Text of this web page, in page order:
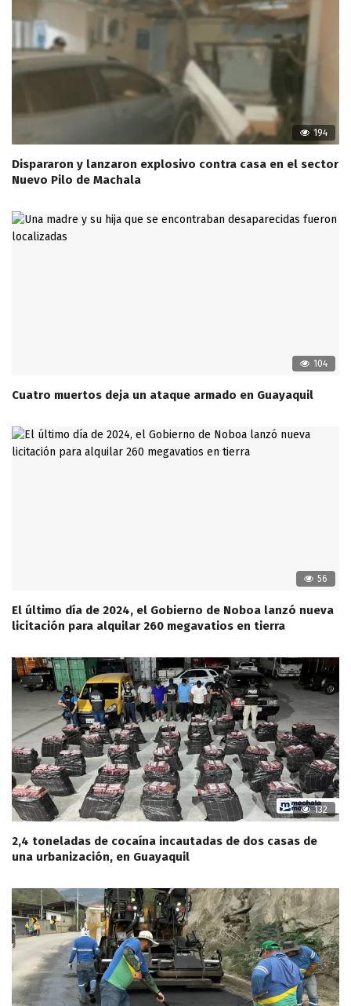
194
Dispararon y lanzaron explosivo contra casa en el sector
Nuevo Pilo de Machala
104
Cuatro muertos deja un ataque armado en Guayaquil
56
El último día de 2024, el Gobierno de Noboa lanzó nueva
licitación para alquilar 260 megavatios en tierra
132
2,4 toneladas de cocaína incautadas de dos casas de
una urbanización, en Guayaquil